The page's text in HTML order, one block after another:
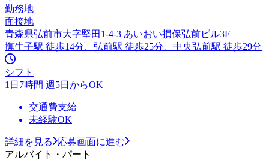
勤務地
面接地
青森県弘前市大字堅田1-4-3 あいおい損保弘前ビル3F
撫牛子駅 徒歩14分、弘前駅 徒歩25分、中央弘前駅 徒歩29分
シフト
1日7時間 週5日からOK
交通費支給
未経験OK
詳細を見る
応募画面に進む
アルバイト・パート